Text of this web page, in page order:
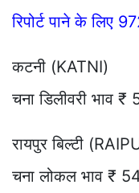
रिपोर्ट पाने के लिए
कटनी (KATNI)
चना डिलीवरी भाव ₹
रायपुर बिल्टी
चना लोकल भाव ₹